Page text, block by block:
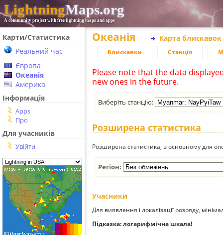
LightningMaps.org
A community project with free lightning maps and apps
Карти/Статистика
Реальний час
Європа
Океанія
Америка
Інформація
Apps
Про
Для учасників
Увійти
Океанія Карта
Блискавки Станція
Please note that the data
new ones in the future.
Виберіть станцію:
Розширена статистика
Розширена статистика, в основному для
Регіон:
Учасники
Для виявлення і локалізації розряду,
Підказка: логарифмічна шкала!